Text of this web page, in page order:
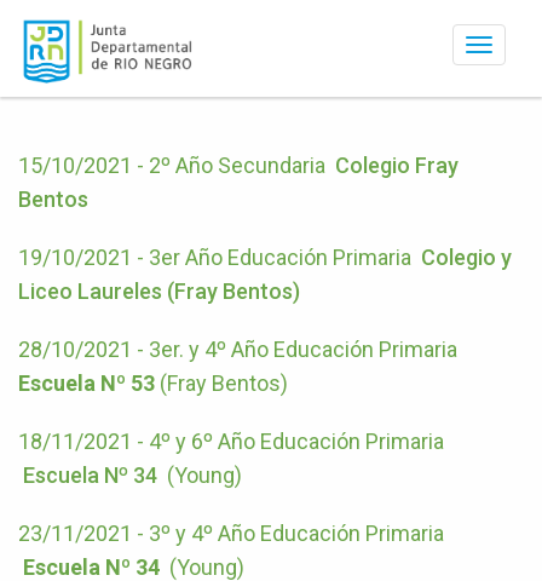
Activar
15/10/2021 - 2º Año Secundaria Colegio Fray
Bentos
19/10/2021 - 3er Año Educación Primaria Colegio y
Liceo Laureles (Fray Bentos)
28/10/2021 - 3er. y 4º Año Educación Primaria
Escuela Nº 53 (Fray Bentos)
18/11/2021 - 4º y 6º Año Educación Primaria
Escuela Nº 34 (Young)
23/11/2021 - 3º y 4º Año Educación Primaria
Escuela Nº 34 (Young)